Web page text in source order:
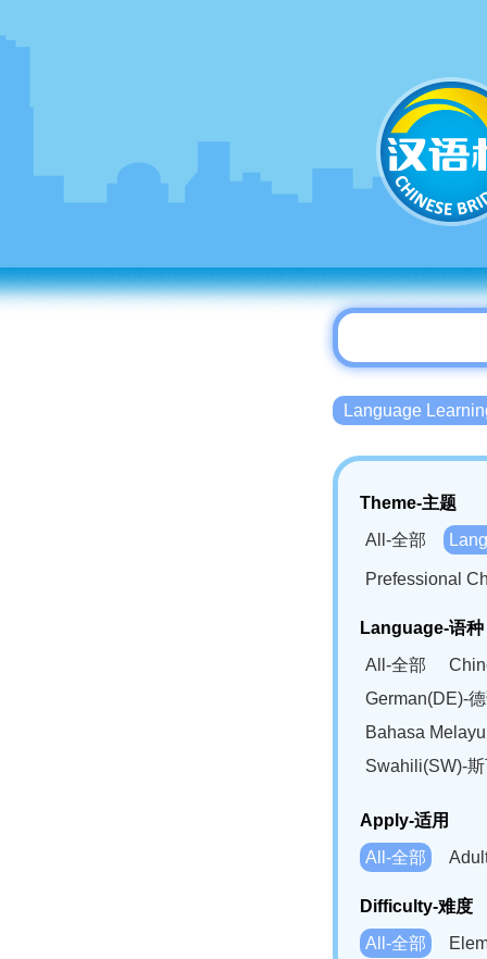
Language
Theme-主题
All-全部
Prefessional
Language-语种
All-全部
German(DE)-
Bahasa
Swahili(SW)-
Apply-适用
All-全部
Difficulty-难度
All-全部